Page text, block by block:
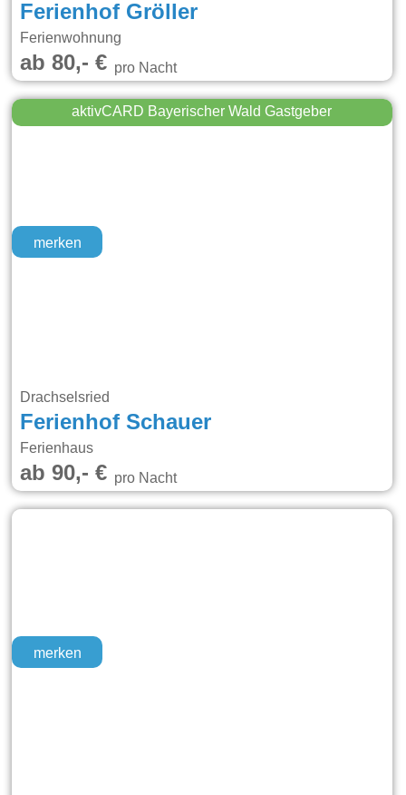
Ferienhof Gröller
Ferienwohnung
ab 80,- €pro Nacht
merken
aktivCARD Bayerischer Wald Gastgeber
Drachselsried
Ferienhof Schauer
Ferienhaus
ab 90,- €pro Nacht
merken